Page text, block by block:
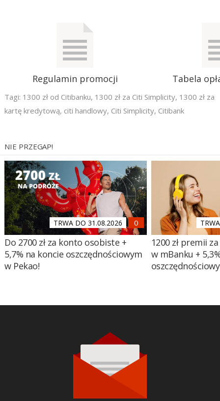
Regulamin promocji Tabela
Tagi: 1300 zł od Citibanku, 1300 zł za Citi Simplicity, 1300 zł za
kartę kredytową, citi handlowy, Citi Simplicity, Citibank
NIE PRZEGAP!
TRWA DO 31.08.2026
Do 2700 zł za konto osobiste +
5,7% na koncie oszczędnościowym
w Pekao!
1200 zł premii
w mBanku +